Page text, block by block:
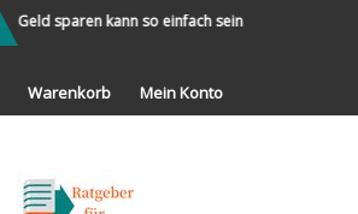
Geld sparen kann so einfach sein
Warenkorb Mein Konto